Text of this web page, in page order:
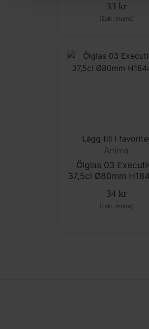
33 kr
(Exkl. moms)
Lägg till i
Anima
Ölglas 03
37,5cl Ø80mm
34kr
(Exkl. moms)